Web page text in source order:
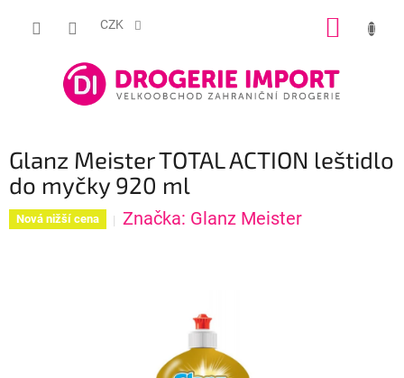
CZK
Glanz Meister TOTAL ACTION leštidlo
do myčky 920 ml
Nová nižší cena Značka: Glanz Meister